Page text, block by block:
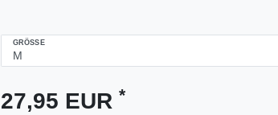
GRÖSSE
27,95 EUR *